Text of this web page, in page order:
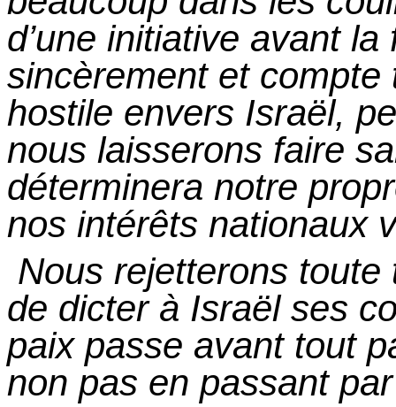
d’une initiative avant la
sincèrement et
hostile envers Israël,
nous laisserons faire
déterminera notre
nos intérêts nationaux
Nous rejetterons
de dicter à Israël ses
paix passe avant tout
non pas en passant